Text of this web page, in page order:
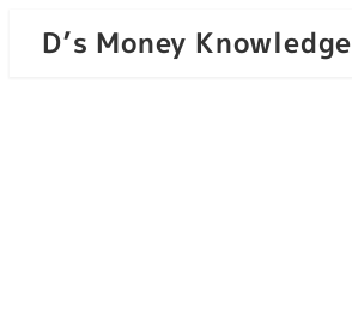
D’s Money Knowledge